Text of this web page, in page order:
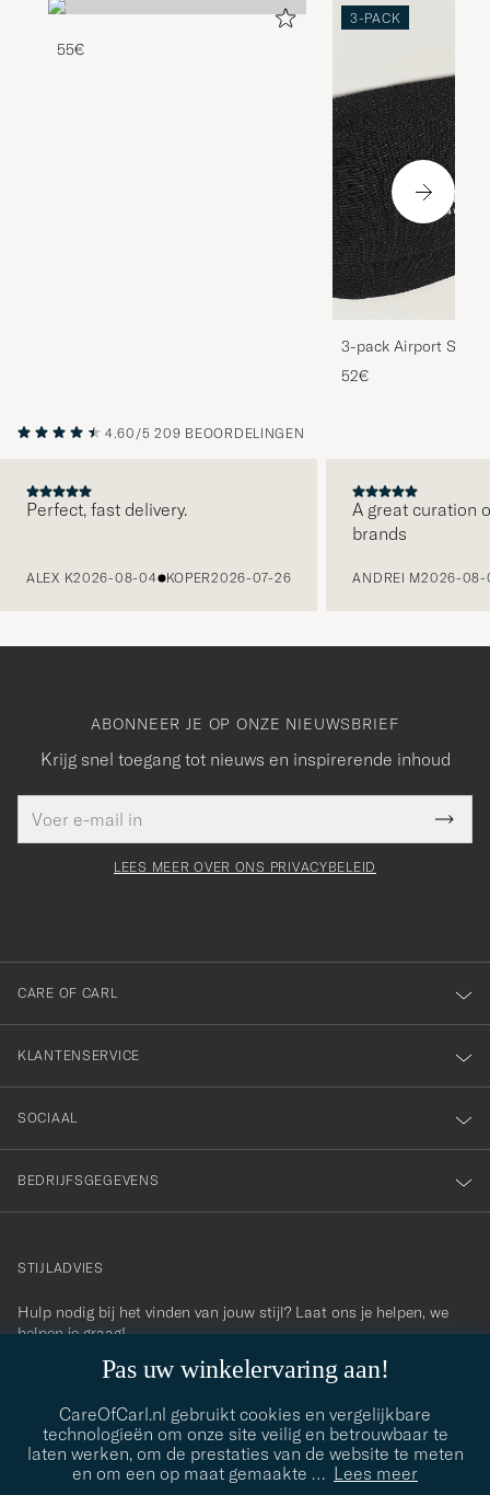
55€
3-PACK
3-pack Airport
Melange
52€
4.60/5 209 BEOORDELINGEN
Perfect, fast delivery.
ALEX K2026-08-04 KOPER2026-07-26
A great curation
brands
ANDREI M2026-08-
Pas uw winkelervaring aan!
CareOfCarl.nl gebruikt cookies en vergelijkbare
technologieën om onze site veilig en betrouwbaar te
laten werken, om de prestaties van de website te meten
en om een op maat gemaakte … Lees meer
ABONNEER JE OP ONZE NIEUWSBRIEF
Krijg snel toegang tot nieuws en inspirerende inhoud
mailadres
veldBedankt
voor
onze
nieuwsbrief!
LEES MEER OVER ONS PRIVACYBELEID
CARE OF CARL
KLANTENSERVICE
SOCIAAL
BEDRIJFSGEGEVENS
contact@careofcarl.com
STIJLADVIES
Hulp nodig bij het vinden van jouw stijl? Laat ons je helpen, we
helpen je graag!
STIJLADVIES
© Care of Carl 2026